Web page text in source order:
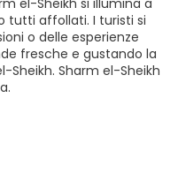
el-Sheikh si illumina a
tutti affollati. I turisti si
o delle esperienze
fresche e gustando la
Sheikh. Sharm el-Sheikh